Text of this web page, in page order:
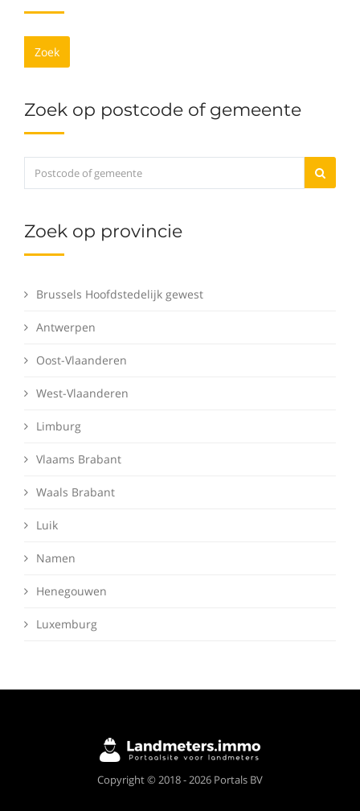
Deze website maakt gebruik van cookies om
ervoor te zorgen dat je de beste ervaring op
Zoek
Zoek op postcode of gemeente
Zoek op provincie
Brussels Hoofdstedelijk gewest
Antwerpen
Oost-Vlaanderen
West-Vlaanderen
Limburg
Vlaams Brabant
Waals Brabant
Luik
Namen
Henegouwen
Luxemburg
Copyright © 2018 - 2026 Portals BV